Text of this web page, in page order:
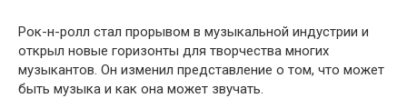
Рок-н-ролл стал прорывом в музыкальной индустрии и
открыл новые горизонты для творчества многих
музыкантов. Он изменил представление о том, что может
быть музыка и как она может звучать.